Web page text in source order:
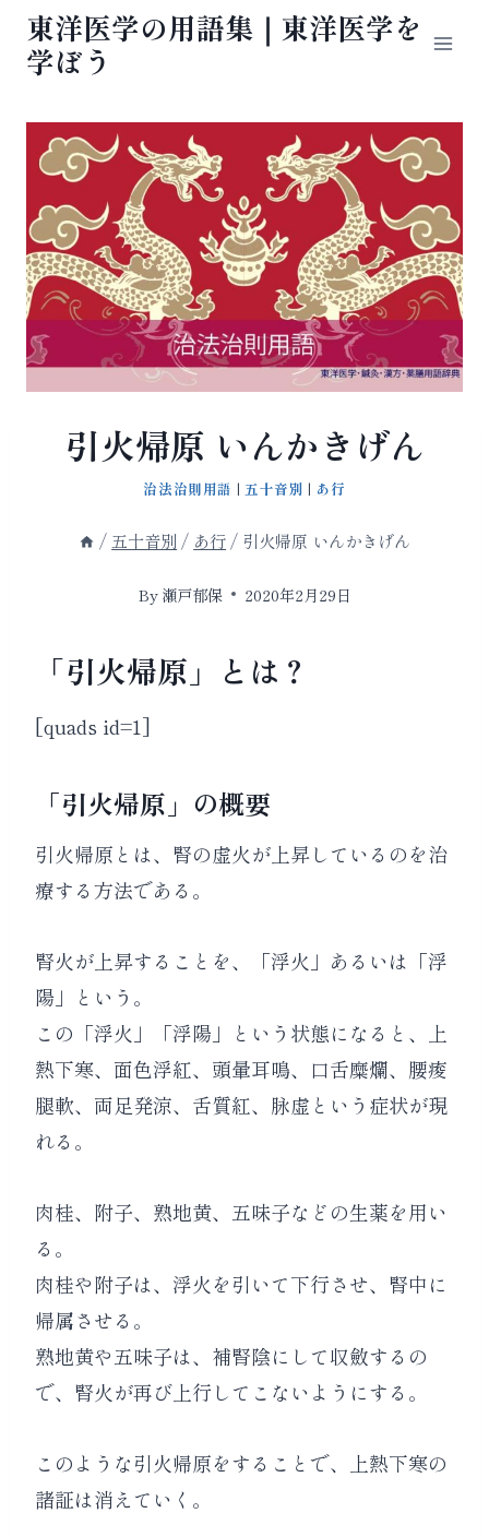
東洋医学の用語集｜東洋医学を
学ぼう
引火帰原 いんかきげん
治法治則用語 | 五十音別 | あ行
/五十音別/ あ行/ 引火帰原 いんかきげん
By瀬戸郁保 2020年2月29日
「引火帰原」とは？
[quads id=1]
「引火帰原」の概要
引火帰原とは、腎の虚火が上昇しているのを治
療する方法である。
腎火が上昇することを、「浮火」あるいは「浮
陽」という。
この「浮火」「浮陽」という状態になると、上
熱下寒、面色浮紅、頭暈耳鳴、口舌糜爛、腰痠
腿軟、両足発涼、舌質紅、脉虚という症状が現
れる。
肉桂、附子、熟地黄、五味子などの生薬を用い
る。
肉桂や附子は、浮火を引いて下行させ、腎中に
帰属させる。
熟地黄や五味子は、補腎陰にして収斂するの
で、腎火が再び上行してこないようにする。
このような引火帰原をすることで、上熱下寒の
諸証は消えていく。